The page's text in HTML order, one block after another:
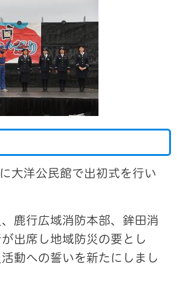
大洋公民館で出初式を行い
鹿行広域消防本部、鉾田消
出席し地域防災の要とし
動への誓いを新たにしまし